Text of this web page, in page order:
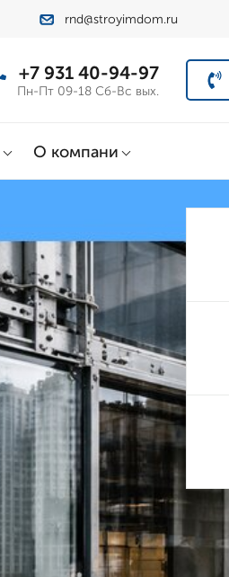
rnd@stroyimdom.ru
+7 931 40-94-97
Пн-Пт 09-18 Сб-Вс вых.
О компани